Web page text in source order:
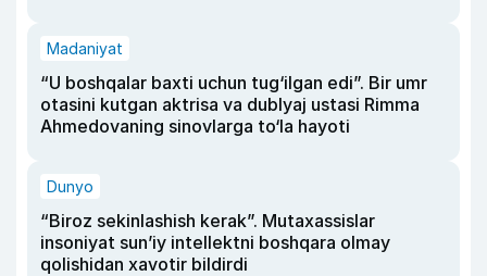
Madaniyat
“U boshqalar baxti uchun tug‘ilgan edi”. Bir umr
otasini kutgan aktrisa va dublyaj ustasi Rimma
Ahmedovaning sinovlarga to‘la hayoti
Dunyo
“Biroz sekinlashish kerak”. Mutaxassislar
insoniyat sun’iy intellektni boshqara olmay
qolishidan xavotir bildirdi